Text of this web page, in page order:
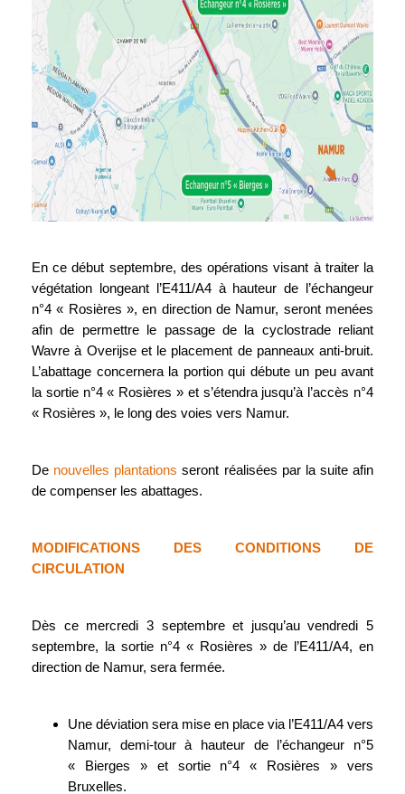
En ce début septembre, des opérations visant à traiter la
végétation longeant l’E411/A4 à hauteur de l’échangeur
n°4 « Rosières », en direction de Namur, seront menées
afin de permettre le passage de la cyclostrade reliant
Wavre à Overijse et le placement de panneaux anti-bruit.
L’abattage concernera la portion qui débute un peu avant
la sortie n°4 « Rosières » et s’étendra jusqu’à l’accès n°4
« Rosières », le long des voies vers Namur.
De nouvelles plantationsseront réalisées par la suite afin
de compenser les abattages.
MODIFICATIONS DES CONDITIONS DE
CIRCULATION
Dès ce mercredi 3 septembre et jusqu’au vendredi 5
septembre, la sortie n°4 « Rosières » de l’E411/A4, en
direction de Namur, sera fermée.
Une déviation sera mise en place via l’E411/A4 vers
Namur, demi-tour à hauteur de l’échangeur n°5
« Bierges » et sortie n°4 « Rosières » vers
Bruxelles.